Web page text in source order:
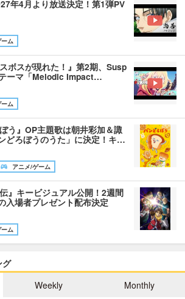
年4月より放送決定！第1弾PV
ム
ボスが現れた！』第2期、Susp
ーマ「Melodic Impact…
ム
う』OP主題歌は朝井彩加＆諏
どろぼうのうた」に決定！キ…
アニメ/ゲーム
』キービジュアル公開！2週間
入場者プレゼント配布決定
ム
グ
Weekly Monthly